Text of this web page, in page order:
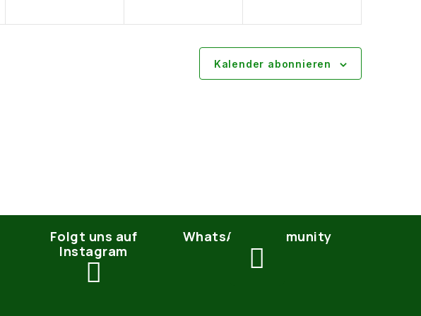
Kalender abonnieren
Folgt uns auf
Instagram
WhatsApp Community